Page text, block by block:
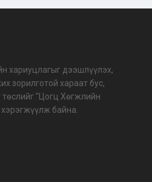
хариуцлагыг дээшлүүлэх,
зорилготой хараат бус,
"Цогц Хөгжлийн
байна.